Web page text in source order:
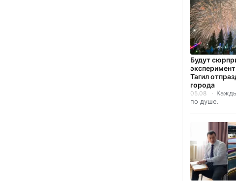
Будут
Тагил
города
05.08
по душе.